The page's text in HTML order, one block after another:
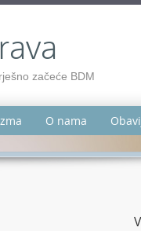
začeće BDM
O nama